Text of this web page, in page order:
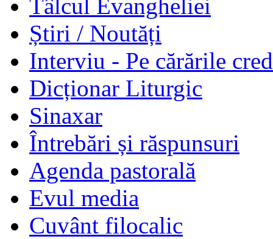
Tâlcul Evangheliei
Știri / Noutăți
Interviu - Pe cărările
Dicționar Liturgic
Sinaxar
Întrebări și răspunsuri
Agenda pastorală
Evul media
Cuvânt filocalic